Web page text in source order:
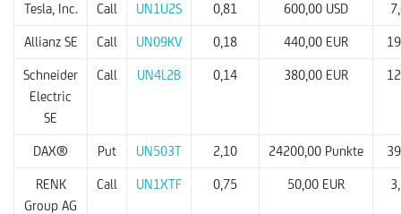
Tesla, Inc. Call UN1U2S 0,81 600,00 USD
Allianz SE Call UN09KV 0,18 440,00 EUR
Schneider
Electric
SE
Call UN4L2B 0,14 380,00 EUR
DAX® Put UN503T 2,10 24200,00 Punkte
RENK
Group AG
Call UN1XTF 0,75 50,00 EUR